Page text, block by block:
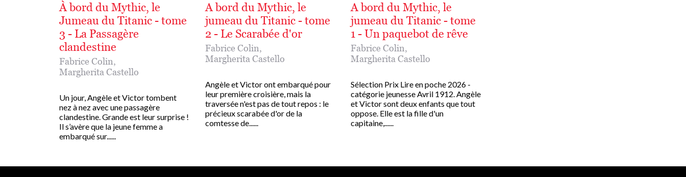
À bord du Mythic, le
Jumeau du Titanic - tome
3 - La Passagère
clandestine
Fabrice Colin,
Margherita Castello
Un jour, Angèle et Victor tombent
nez à nez avec une passagère
clandestine. Grande est leur surprise !
Il s’avère que la jeune femme a
embarqué sur......
A bord du Mythic, le
jumeau du Titanic - tome
2 - Le Scarabée d'or
Fabrice Colin,
Margherita Castello
Angèle et Victor ont embarqué pour
leur première croisière, mais la
traversée n'est pas de tout repos : le
précieux scarabée d'or de la
comtesse de......
A bord du Mythic, le
jumeau du Titanic - tome
1 - Un paquebot de rêve
Fabrice Colin,
Margherita Castello
Sélection Prix Lire en poche 2026 -
catégorie jeunesse Avril 1912. Angèle
et Victor sont deux enfants que tout
oppose. Elle est la fille d'un
capitaine,......